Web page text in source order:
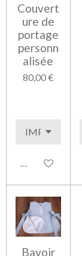
Couvert
ure de
portage
personn
alisée
80,00 €
Voir les détails
Bavoir